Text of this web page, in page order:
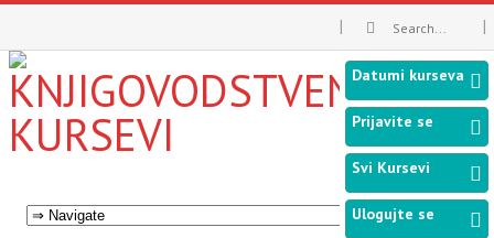
Datumi kurseva
Prijavite se
Svi Kursevi
Ulogujte se